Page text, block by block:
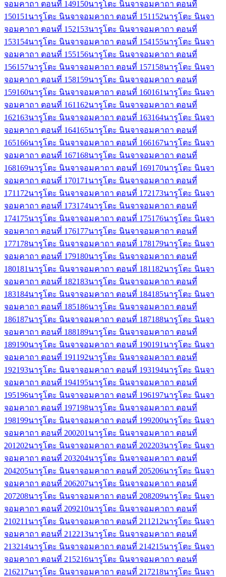
จอมคาถา ตอนที่ 149150นารูโตะ นินจาจอมคาถา ตอนที่
150151 นารูโตะ นินจาจอมคาถา ตอนที่ 151 152นารูโตะ นินจา
จอมคาถา ตอนที่ 152153นารูโตะ นินจาจอมคาถา ตอนที่
153154นารูโตะ นินจาจอมคาถา ตอนที่ 154155นารูโตะ นินจา
จอมคาถา ตอนที่ 155156นารูโตะ นินจาจอมคาถา ตอนที่
156157นารูโตะ นินจาจอมคาถา ตอนที่ 157158นารูโตะ นินจา
จอมคาถา ตอนที่ 158159นารูโตะ นินจาจอมคาถา ตอนที่
159160นารูโตะ นินจาจอมคาถา ตอนที่ 160161 นารูโตะ นินจา
จอมคาถา ตอนที่ 161 162นารูโตะ นินจาจอมคาถา ตอนที่
162163นารูโตะ นินจาจอมคาถา ตอนที่ 163164นารูโตะ นินจา
จอมคาถา ตอนที่ 164165นารูโตะ นินจาจอมคาถา ตอนที่
165166นารูโตะ นินจาจอมคาถา ตอนที่ 166167นารูโตะ นินจา
จอมคาถา ตอนที่ 167168นารูโตะ นินจาจอมคาถา ตอนที่
168169นารูโตะ นินจาจอมคาถา ตอนที่ 169170นารูโตะ นินจา
จอมคาถา ตอนที่ 170171 นารูโตะ นินจาจอมคาถา ตอนที่
171 172นารูโตะ นินจาจอมคาถา ตอนที่ 172173นารูโตะ นินจา
จอมคาถา ตอนที่ 173174นารูโตะ นินจาจอมคาถา ตอนที่
174175นารูโตะ นินจาจอมคาถา ตอนที่ 175176นารูโตะ นินจา
จอมคาถา ตอนที่ 176177นารูโตะ นินจาจอมคาถา ตอนที่
177178นารูโตะ นินจาจอมคาถา ตอนที่ 178179นารูโตะ นินจา
จอมคาถา ตอนที่ 179180นารูโตะ นินจาจอมคาถา ตอนที่
180181 นารูโตะ นินจาจอมคาถา ตอนที่ 181 182นารูโตะ นินจา
จอมคาถา ตอนที่ 182183นารูโตะ นินจาจอมคาถา ตอนที่
183184นารูโตะ นินจาจอมคาถา ตอนที่ 184185นารูโตะ นินจา
จอมคาถา ตอนที่ 185186นารูโตะ นินจาจอมคาถา ตอนที่
186187นารูโตะ นินจาจอมคาถา ตอนที่ 187188นารูโตะ นินจา
จอมคาถา ตอนที่ 188189นารูโตะ นินจาจอมคาถา ตอนที่
189190นารูโตะ นินจาจอมคาถา ตอนที่ 190191 นารูโตะ นินจา
จอมคาถา ตอนที่ 191 192นารูโตะ นินจาจอมคาถา ตอนที่
192193นารูโตะ นินจาจอมคาถา ตอนที่ 193194นารูโตะ นินจา
จอมคาถา ตอนที่ 194195นารูโตะ นินจาจอมคาถา ตอนที่
195196นารูโตะ นินจาจอมคาถา ตอนที่ 196197นารูโตะ นินจา
จอมคาถา ตอนที่ 197198นารูโตะ นินจาจอมคาถา ตอนที่
198199นารูโตะ นินจาจอมคาถา ตอนที่ 199200นารูโตะ นินจา
จอมคาถา ตอนที่ 200201 นารูโตะ นินจาจอมคาถา ตอนที่
201 202นารูโตะ นินจาจอมคาถา ตอนที่ 202203นารูโตะ นินจา
จอมคาถา ตอนที่ 203204นารูโตะ นินจาจอมคาถา ตอนที่
204205นารูโตะ นินจาจอมคาถา ตอนที่ 205206นารูโตะ นินจา
จอมคาถา ตอนที่ 206207นารูโตะ นินจาจอมคาถา ตอนที่
207208นารูโตะ นินจาจอมคาถา ตอนที่ 208209นารูโตะ นินจา
จอมคาถา ตอนที่ 209210นารูโตะ นินจาจอมคาถา ตอนที่
210211 นารูโตะ นินจาจอมคาถา ตอนที่ 211 212นารูโตะ นินจา
จอมคาถา ตอนที่ 212213นารูโตะ นินจาจอมคาถา ตอนที่
213214นารูโตะ นินจาจอมคาถา ตอนที่ 214215นารูโตะ นินจา
จอมคาถา ตอนที่ 215216นารูโตะ นินจาจอมคาถา ตอนที่
216217นารูโตะ นินจาจอมคาถา ตอนที่ 217218นารูโตะ นินจา